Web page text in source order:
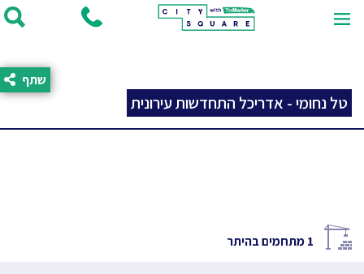
טל נחומי - אדריכל התחדשות עירונית
שתף
1מתחמים בהיתר